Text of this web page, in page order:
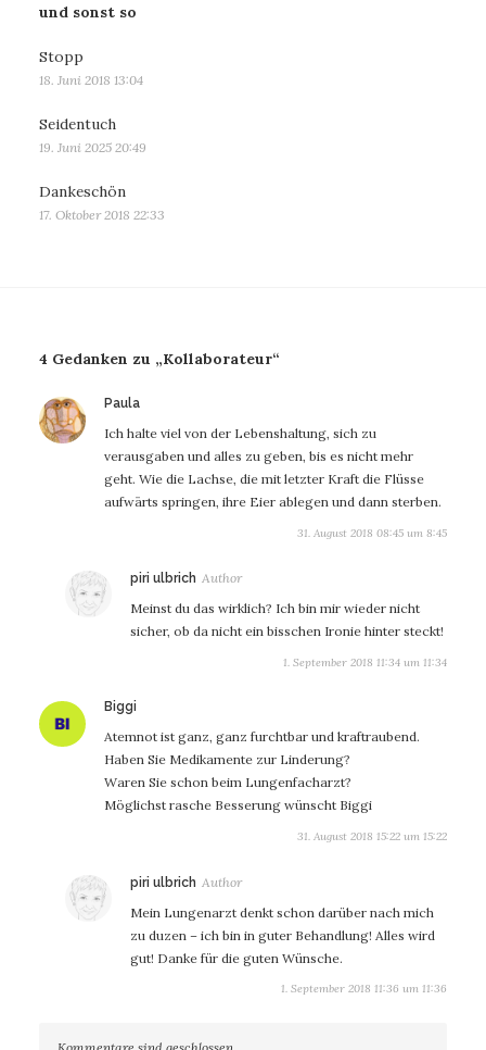
und sonst so
Stopp
18. Juni 2018 13:04
Seidentuch
19. Juni 2025 20:49
Dankeschön
17. Oktober 2018 22:33
4 Gedanken zu „Kollaborateur“
Paulasagt:
Ich halte viel von der Lebenshaltung, sich zu
verausgaben und alles zu geben, bis es nicht mehr
geht. Wie die Lachse, die mit letzter Kraft die Flüsse
aufwärts springen, ihre Eier ablegen und dann sterben.
31. August 2018 08:45 um 8:45
piri ulbrich sagt:
Meinst du das wirklich? Ich bin mir wieder nicht
sicher, ob da nicht ein bisschen Ironie hinter steckt!
1. September 2018 11:34 um 11:34
Biggi
Atemnot ist ganz, ganz furchtbar und kraftraubend.
Haben Sie Medikamente zur Linderung?
Waren Sie schon beim Lungenfacharzt?
Möglichst rasche Besserung wünscht Biggi
31. August 2018 15:22 um 15:22
piri ulbrich sagt:
Mein Lungenarzt denkt schon darüber nach mich
zu duzen – ich bin in guter Behandlung! Alles wird
gut! Danke für die guten Wünsche.
1. September 2018 11:36 um 11:36